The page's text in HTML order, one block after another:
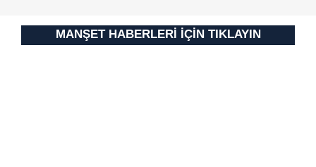
MANŞET HABERLERİ İÇİN TIKLAYIN